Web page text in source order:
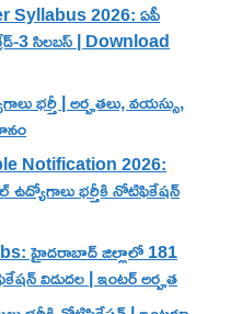
Syllabus 2026: ఏపీ
3 సిలబస్ | Download
భర్తీ | అర్హతలు, వయస్సు,
Notification 2026:
భర్తీకి నోటిఫికేషన్
హైదరాబాద్ జిల్లాలో 181
విడుదల | ఇంటర్ అర్హత